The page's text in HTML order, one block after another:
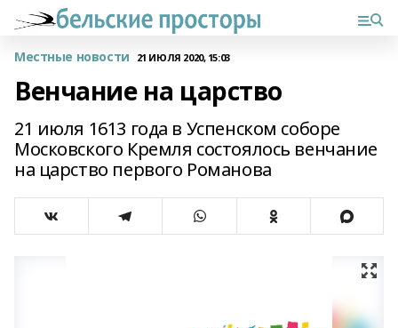
Местные новости 21 ИЮЛЯ 2020, 15:03
Венчание на царство
21 июля 1613 года в Успенском соборе
Московского Кремля состоялось венчание
на царство первого Романова